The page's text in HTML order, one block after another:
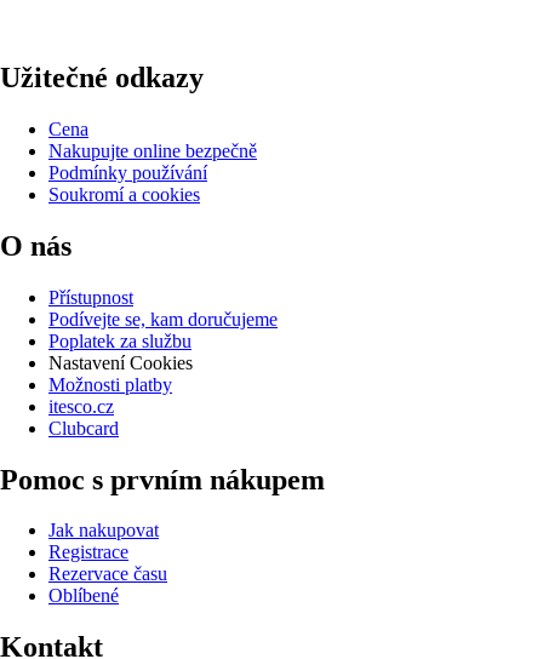
Užitečné odkazy
Cena
Nakupujte online bezpečně
Podmínky používání
Soukromí a cookies
O nás
Přístupnost
Podívejte se, kam doručujeme
Poplatek za službu
Nastavení Cookies
Možnosti platby
itesco.cz
Clubcard
Pomoc s prvním nákupem
Jak nakupovat
Registrace
Rezervace času
Oblíbené
Kontakt